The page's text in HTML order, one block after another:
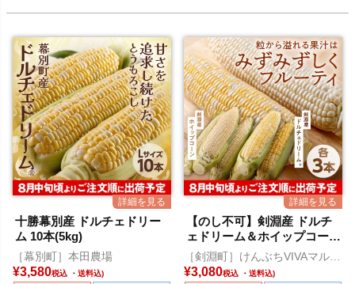
十勝幕別産 ドルチェドリー
ム 10本(5kg)
［幕別町］本田農場
¥3,580税込
【のし不可】剣淵産 ドルチ
ェドリーム＆ホイップコー
ン 各3本
［剣淵町］けんぶちVIVAマルシ
ェ
¥3,080税込